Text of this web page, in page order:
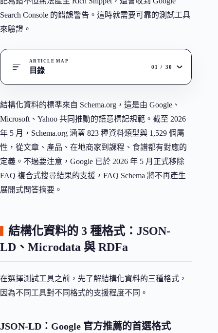
Search Console 的錯誤警告。這時就需要可靠的測試工具
來驗證。
ARTICLE MAP
目錄 01 / 30
結構化資料的標準來自 Schema.org，這是由 Google、
Microsoft、Yahoo 共同推動的語意標記規範。截至 2026
年 5 月，Schema.org 涵蓋 823 種資料類型與 1,529 個屬
性，從文章、產品、在地商家到課程、食譜都有對應的
定義。不過要注意，Google 已於 2026 年 5 月正式移除
FAQ 複合式搜尋結果的支援，FAQ Schema 將不再產生
展開式問答摘要。
結構化資料的 3 種格式：JSON-
LD、Microdata 與 RDFa
在選擇測試工具之前，先了解結構化資料的三種格式，
因為不同工具對不同格式的支援程度不同。
JSON-LD：Google 官方推薦的首選格式